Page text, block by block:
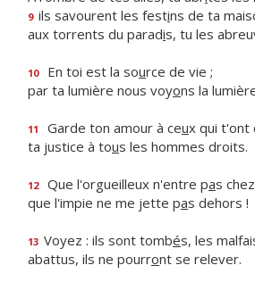
9 ils savourent les festins de ta
aux torrents du paradis, tu les
10 En toi est la source de vie ;
par ta lumière nous voyons la
11 Garde ton amour à ceux qui t'ont
ta justice à tous les hommes droits.
12 Que l'orgueilleux n'entre pas
que l'impie ne me jette pas dehors !
13 Voyez : ils sont tombés, les
abattus, ils ne pourront se relever.